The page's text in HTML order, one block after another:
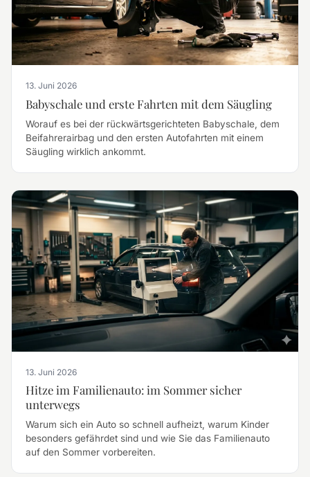
13. Juni 2026
Babyschale und erste Fahrten mit dem Säugling
Worauf es bei der rückwärtsgerichteten Babyschale, dem
Beifahrerairbag und den ersten Autofahrten mit einem
Säugling wirklich ankommt.
13. Juni 2026
Hitze im Familienauto: im Sommer sicher
unterwegs
Warum sich ein Auto so schnell aufheizt, warum Kinder
besonders gefährdet sind und wie Sie das Familienauto
auf den Sommer vorbereiten.